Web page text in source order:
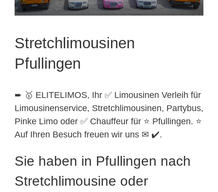
Stretchlimousinen
Pfullingen
➨ 🥇 ELITELIMOS, Ihr ✅ Limousinen Verleih für
Limousinenservice, Stretchlimousinen, Partybus,
Pinke Limo oder ✅ Chauffeur für ⭐ Pfullingen. ⭐
Auf Ihren Besuch freuen wir uns ✉ ✔️.
Sie haben in Pfullingen nach
Stretchlimousine oder